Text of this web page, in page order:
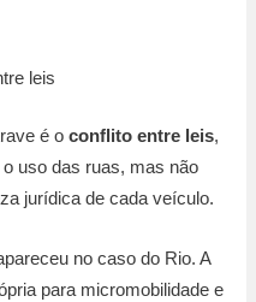
leis
é oconflito entre leis,
uso das ruas, mas não
jurídica de cada veículo.
no caso do Rio. A
para micromobilidade e